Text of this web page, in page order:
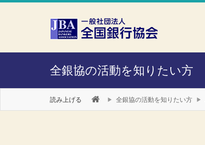
本文へスキップ
障がい者向け相談窓口
全銀協の活動を知りたい方
読み上げる 全銀協の活動を知りたい方